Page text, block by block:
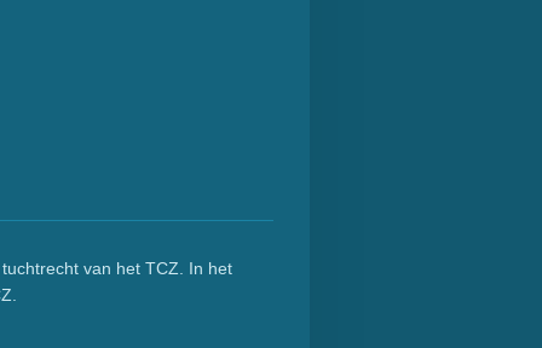
van het TCZ. In het